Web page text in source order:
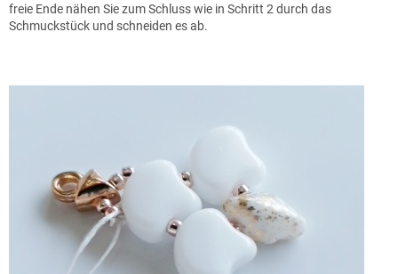
freie Ende nähen Sie zum Schluss wie in Schritt 2 durch das
Schmuckstück und schneiden es ab.